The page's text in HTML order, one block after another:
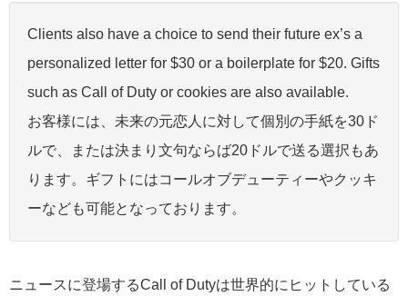
Clients also have a choice to send their future ex’s a
personalized letter for $30 or a boilerplate for $20. Gifts
such as Call of Duty or cookies are also available.
お客様には、未来の元恋人に対して個別の手紙を30ド
ルで、または決まり文句ならば20ドルで送る選択もあ
ります。ギフトにはコールオブデューティーやクッキ
ーなども可能となっております。
ニュースに登場するCall of Dutyは世界的にヒットしている